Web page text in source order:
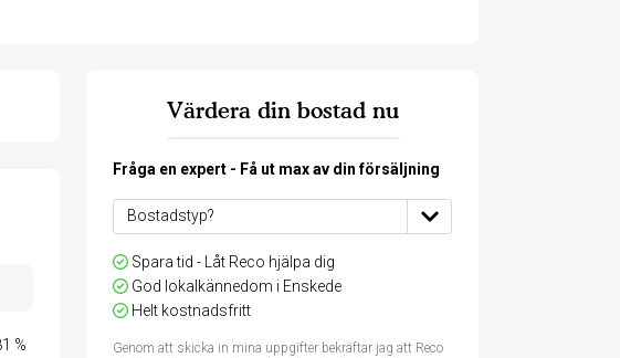
%
Värdera din bostad nu
Fråga en expert - Få ut max av din försäljning
Spara tid - Låt Reco hjälpa dig
God lokalkännedom i Enskede
Helt kostnadsfritt
Genom att skicka in mina uppgifter bekräftar jag att Reco